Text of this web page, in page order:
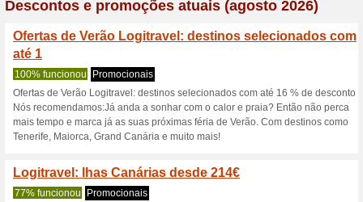
Página principal>L>
Logitravel.pt
8 ofertas atuais 49 ofertas
Filtro:
Votação: